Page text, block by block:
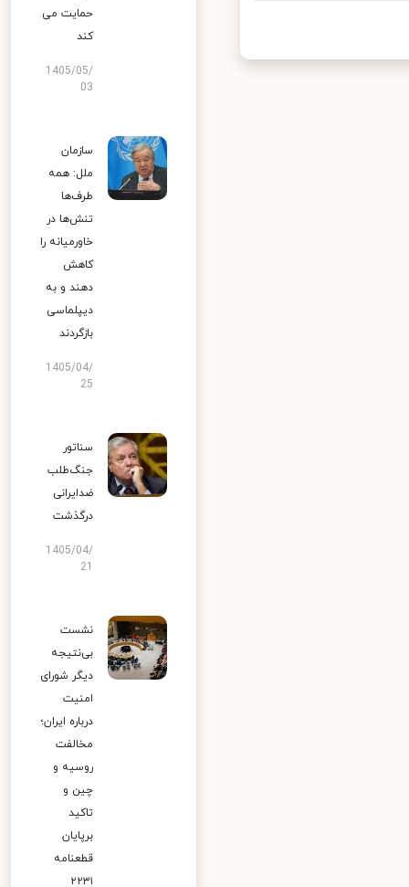
حمایت می
کند
1405/05/
03
سازمان
ملل: همه
طرف‌ها
تنش‌ها در
خاورمیانه را
کاهش
دهند و به
دیپلماسی
بازگردند
1405/04/
25
سناتور
جنگ‌طلب
ضدایرانی
درگذشت
1405/04/
نشست
بی‌نتیجه
دیگر شورای
امنیت
درباره ایران؛
مخالفت
روسیه و
چین و
تاکید
برپایان
قطعنامه
۲۲۳۱